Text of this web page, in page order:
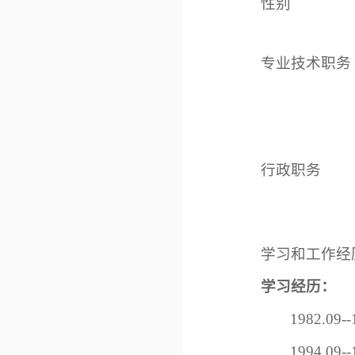
性别
专业技术职务
行政职务
学习和工作经
学习经历：